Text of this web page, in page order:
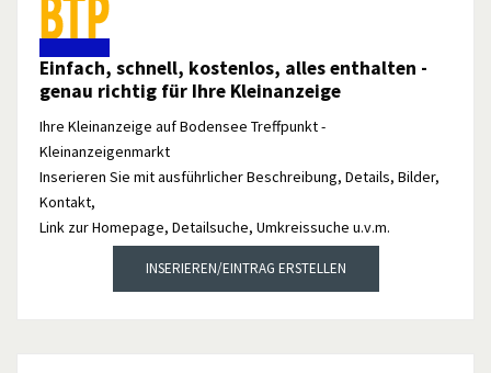
Einfach, schnell, kostenlos, alles enthalten -
genau richtig für Ihre Kleinanzeige
Ihre Kleinanzeige auf Bodensee Treffpunkt -
Kleinanzeigenmarkt
Inserieren Sie mit ausführlicher Beschreibung, Details, Bilder,
Kontakt,
Link zur Homepage, Detailsuche, Umkreissuche u.v.m.
INSERIEREN/EINTRAG ERSTELLEN